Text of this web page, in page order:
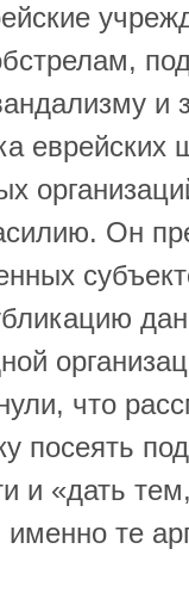
и
Он
что
посеять
и «дать
именно те